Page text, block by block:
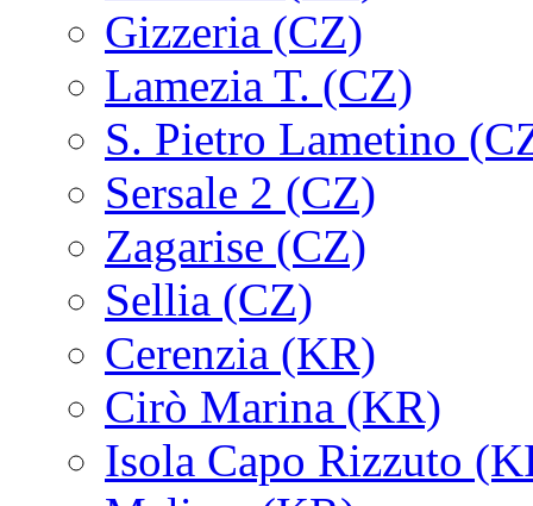
Gizzeria (CZ)
Lamezia T. (CZ)
S. Pietro Lametino
Sersale 2 (CZ)
Zagarise (CZ)
Sellia (CZ)
Cerenzia (KR)
Cirò Marina (KR)
Isola Capo Rizzuto